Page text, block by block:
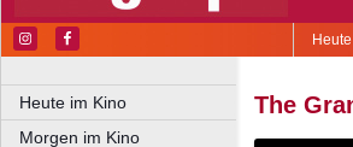
Heute im Kino
Morgen im Kino
The